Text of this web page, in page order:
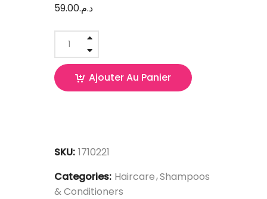
د.م.59.00
Ajouter Au Panier
SKU: 1710221
Categories: Haircare Shampoos
& Conditioners